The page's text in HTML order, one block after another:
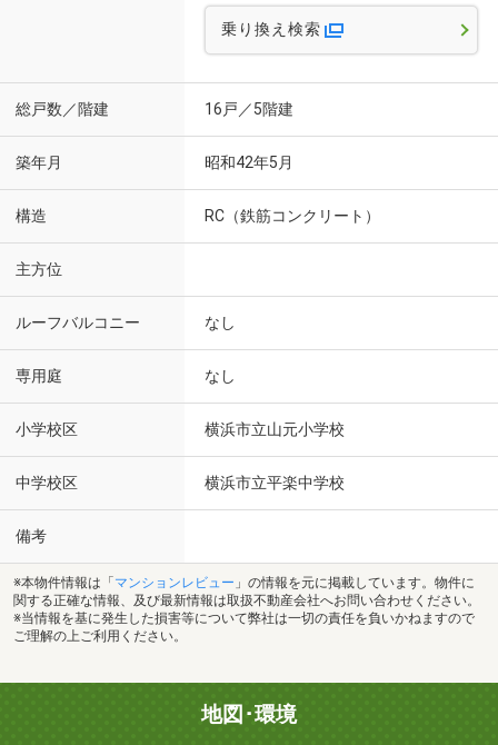
乗り換え検索
総戸数／階建 16戸／5階建
築年月 昭和42年5月
構造 RC（鉄筋コンクリート）
主方位
ルーフバルコニー なし
専用庭 なし
小学校区 横浜市立山元小学校
中学校区 横浜市立平楽中学校
備考
※本物件情報は「 マンションレビュー 」の情報を元に掲載しています。物件に
関する正確な情報、及び最新情報は取扱不動産会社へお問い合わせください。
※当情報を基に発生した損害等について弊社は一切の責任を負いかねますので
ご理解の上ご利用ください。
地図･環境